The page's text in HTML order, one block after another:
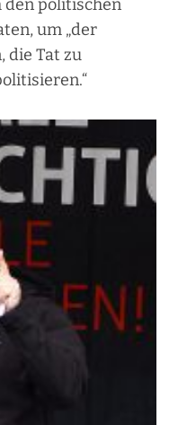
den politischen
um „der
die Tat zu